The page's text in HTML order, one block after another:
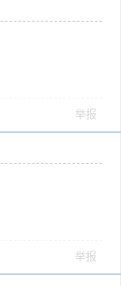
举报
举报